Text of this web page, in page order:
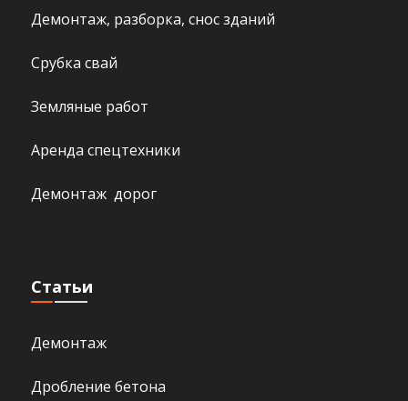
Демонтаж, разборка, снос зданий
Срубка свай
Земляные работ
Аренда спецтехники
Демонтаж дорог
Статьи
Демонтаж
Дробление бетона